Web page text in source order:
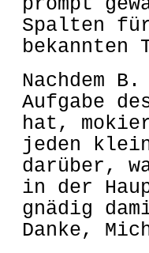
prompt
Spalten
bekannten
Nachdem
Aufgabe
hat,
jeden
darüber,
in der
gnädig
Danke,